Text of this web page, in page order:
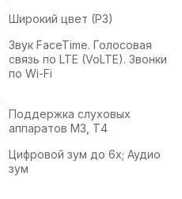
Широкий цвет (P3)
Звук FaceTime. Голосовая
связь по LTE (VoLTE). Звонки
по Wi-Fi
Поддержка слуховых
аппаратов М3, Т4
Цифровой зум до 6x; Аудио
зум